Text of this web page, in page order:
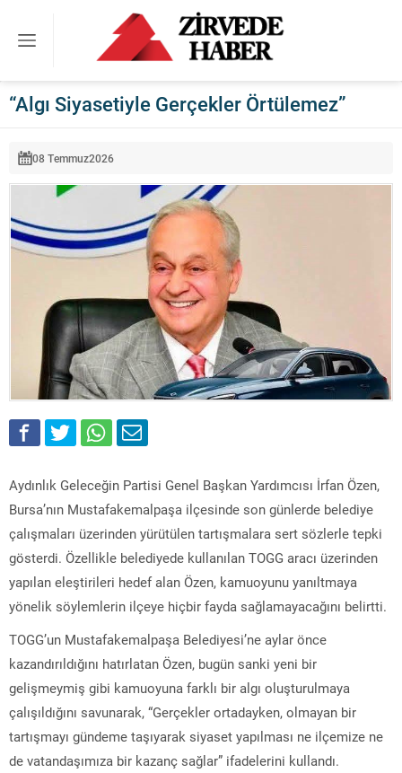
“Algı Siyasetiyle Gerçekler Örtülemez”
08 Temmuz2026
Aydınlık Geleceğin Partisi Genel Başkan Yardımcısı İrfan Özen,
Bursa’nın Mustafakemalpaşa ilçesinde son günlerde belediye
çalışmaları üzerinden yürütülen tartışmalara sert sözlerle tepki
gösterdi. Özellikle belediyede kullanılan TOGG aracı üzerinden
yapılan eleştirileri hedef alan Özen, kamuoyunu yanıltmaya
yönelik söylemlerin ilçeye hiçbir fayda sağlamayacağını belirtti.
TOGG’un Mustafakemalpaşa Belediyesi’ne aylar önce
kazandırıldığını hatırlatan Özen, bugün sanki yeni bir
gelişmeymiş gibi kamuoyuna farklı bir algı oluşturulmaya
çalışıldığını savunarak, “Gerçekler ortadayken, olmayan bir
tartışmayı gündeme taşıyarak siyaset yapılması ne ilçemize ne
de vatandaşımıza bir kazanç sağlar” ifadelerini kullandı.